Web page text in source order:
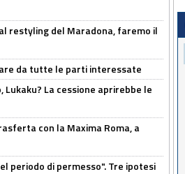
restyling del Maradona, faremo il
da tutte le parti interessate
La cessione aprirebbe le
con la Maxima Roma, a
periodo di permesso". Tre ipotesi